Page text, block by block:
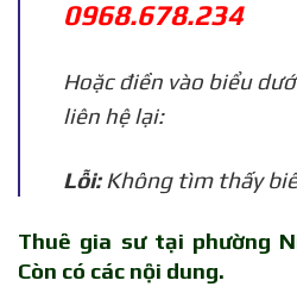
0968.678.234
Hoặc điền vào biểu
liên hệ lại:
Lỗi:Không tìm thấy
Thuê gia sư tại phường
Còn có các nội dung.